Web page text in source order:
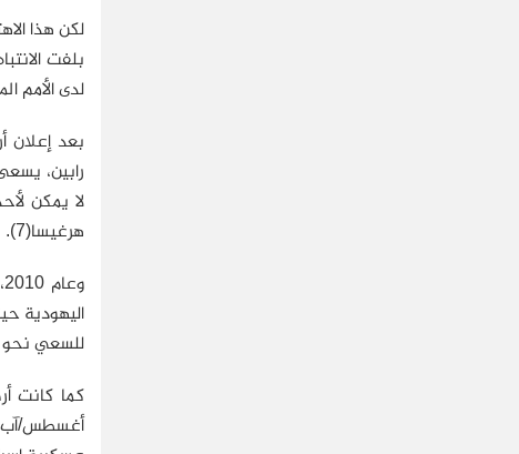
لكن هذا
لدى الأمم
لا يمكن
هرغيسا(7).
اليهودية
للسعي نحو
كما كانت